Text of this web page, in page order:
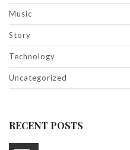
Music
Story
Technology
Uncategorized
RECENT POSTS